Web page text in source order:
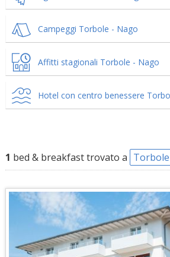
Campeggi Torbole - Nago
Affitti stagionali Torbole - Nago
Hotel con centro benessere
1 bed & breakfast trovato a